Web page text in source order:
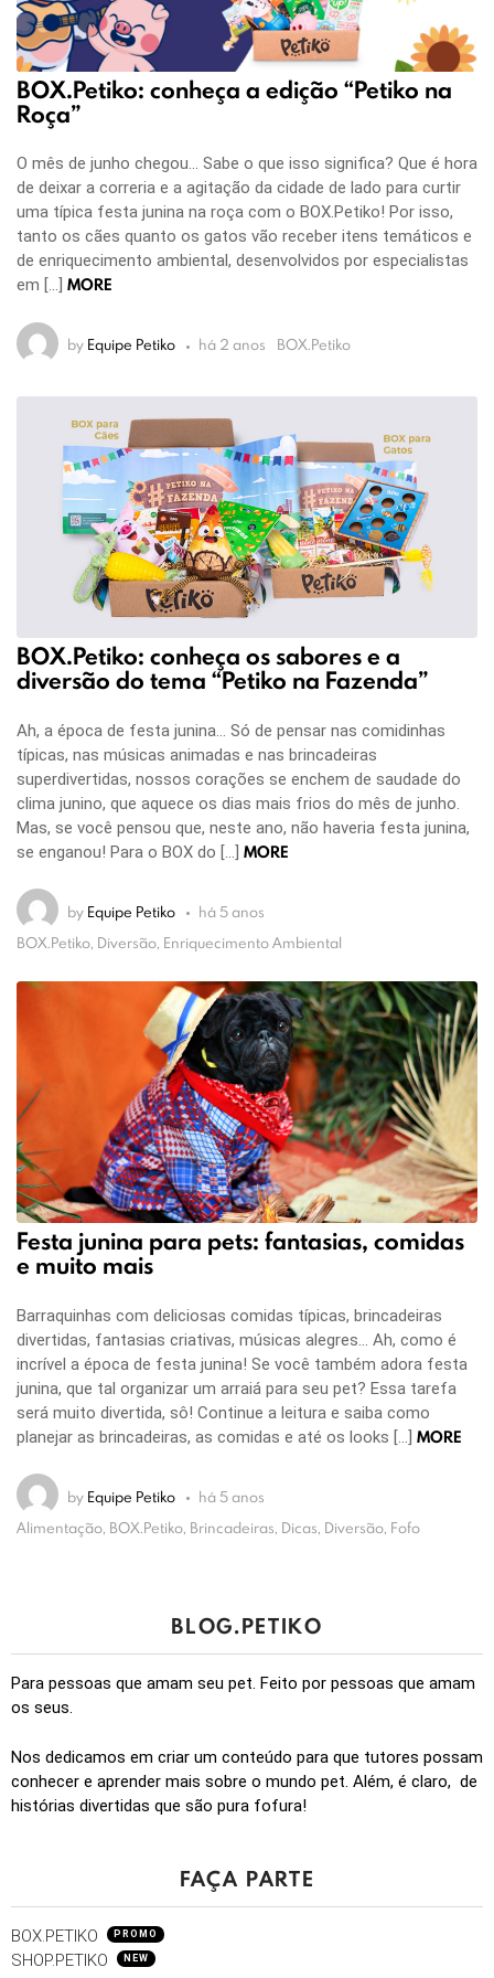
BOX.Petiko: conheça a edição “Petiko na
Roça”
O mês de junho chegou… Sabe o que isso significa? Que é hora
de deixar a correria e a agitação da cidade de lado para curtir
uma típica festa junina na roça com o BOX.Petiko! Por isso,
tanto os cães quanto os gatos vão receber itens temáticos e
de enriquecimento ambiental, desenvolvidos por especialistas
em […] MORE
by Equipe Petiko há 2 anos BOX.Petiko
BOX.Petiko: conheça os sabores e a
diversão do tema “Petiko na Fazenda”
Ah, a época de festa junina… Só de pensar nas comidinhas
típicas, nas músicas animadas e nas brincadeiras
superdivertidas, nossos corações se enchem de saudade do
clima junino, que aquece os dias mais frios do mês de junho.
Mas, se você pensou que, neste ano, não haveria festa junina,
se enganou! Para o BOX do […] MORE
by Equipe Petiko
há 5 anos
BOX.Petiko, Diversão, Enriquecimento Ambiental
Festa junina para pets: fantasias, comidas
e muito mais
Barraquinhas com deliciosas comidas típicas, brincadeiras
divertidas, fantasias criativas, músicas alegres… Ah, como é
incrível a época de festa junina! Se você também adora festa
junina, que tal organizar um arraiá para seu pet? Essa tarefa
será muito divertida, sô! Continue a leitura e saiba como
planejar as brincadeiras, as comidas e até os looks […] MORE
by Equipe Petiko
há 5 anos
Alimentação, BOX.Petiko, Brincadeiras, Dicas, Diversão, Fofo
BLOG.PETIKO
Para pessoas que amam seu pet. Feito por pessoas que amam
os seus.
Nos dedicamos em criar um conteúdo para que tutores possam
conhecer e aprender mais sobre o mundo pet. Além, é claro, de
histórias divertidas que são pura fofura!
FAÇA PARTE
BOX.PETIKO PROMO
SHOP.PETIKO NEW